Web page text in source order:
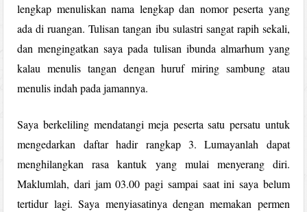
lengkap menuliskan nama lengkap dan nomor peserta yang
ada di ruangan. Tulisan tangan ibu sulastri sangat rapih sekali,
dan mengingatkan saya pada tulisan ibunda almarhum yang
kalau menulis tangan dengan huruf miring sambung atau
menulis indah pada jamannya.
Saya berkeliling mendatangi meja peserta satu persatu untuk
mengedarkan daftar hadir rangkap 3. Lumayanlah dapat
menghilangkan rasa kantuk yang mulai menyerang diri.
Maklumlah, dari jam 03.00 pagi sampai saat ini saya belum
tertidur lagi. Saya menyiasatinya dengan memakan permen